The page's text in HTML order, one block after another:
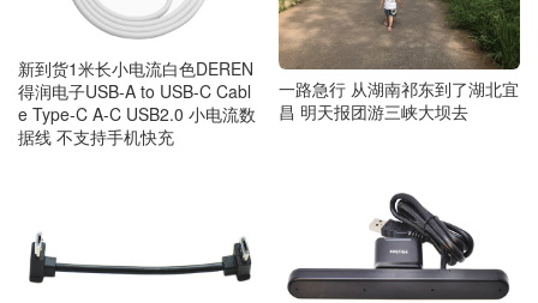
新到货1米长小电流白色DEREN
得润电子USB-A to USB-C Cabl
e Type-C A-C USB2.0 小电流数
据线 不支持手机快充
一路急行 从湖南祁东到了湖北宜
昌 明天报团游三峡大坝去